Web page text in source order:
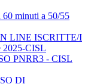
60 minuti a 50/55
LINE ISCRITTE/I
2025-CISL
PNRR3 - CISL
DI